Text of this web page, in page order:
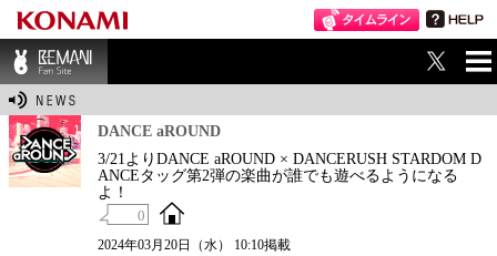
BEMANI Fan Sit
DANCE aROUND
3/21よりDANCE aROUND × DANCERUSH STARDOM D
ANCEタッグ第2弾の楽曲が誰でも遊べるようになる
よ！
0
2024年03月20日（水） 10:10掲載